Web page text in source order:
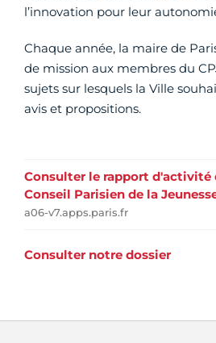
l’innovation pour leur
Chaque année, la maire de
de mission aux membres du
sujets sur lesquels la Ville
avis et propositions.
Consulter le rapport d'activité
Conseil Parisien de la
a06-v7.apps.paris.fr
Consulter notre dossier